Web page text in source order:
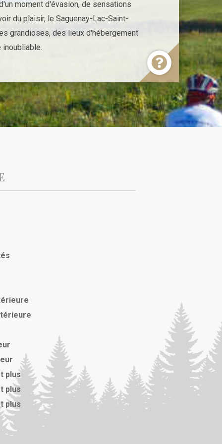
moment d'évasion, de sensations
du plaisir, le Saguenay-Lac-Saint-
grandioses, des lieux d'hébergement
inoubliable.
plus
plus
plus